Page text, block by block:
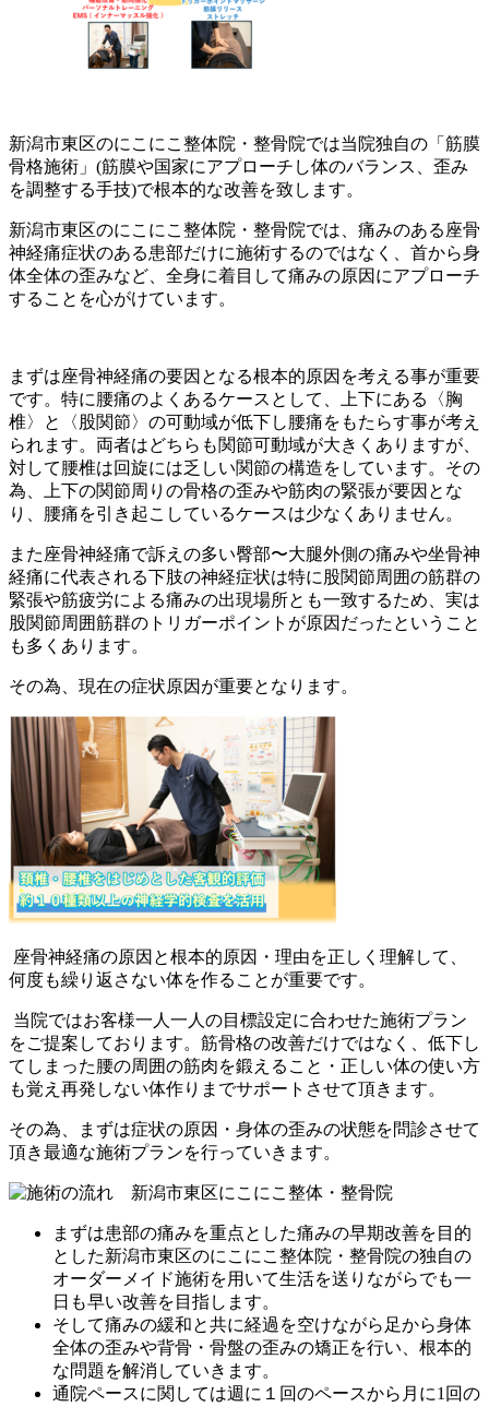
新潟市東区のにこにこ整体院・整骨院では当院独自の「筋膜
骨格施術」(筋膜や国家にアプローチし体のバランス、歪み
を調整する手技)で根本的な改善を致します。
新潟市東区のにこにこ整体院・整骨院では、痛みのある座骨
神経痛症状のある患部だけに施術するのではなく、首から身
体全体の歪みなど、全身に着目して痛みの原因にアプローチ
することを心がけています。
まずは座骨神経痛の要因となる根本的原因を考える事が重要
です。特に腰痛のよくあるケースとして、上下にある〈胸
椎〉と〈股関節〉の可動域が低下し腰痛をもたらす事が考え
られます。両者はどちらも関節可動域が大きくありますが、
対して腰椎は回旋には乏しい関節の構造をしています。その
為、上下の関節周りの骨格の歪みや筋肉の緊張が要因とな
り、腰痛を引き起こしているケースは少なくありません。
また座骨神経痛で訴えの多い臀部〜大腿外側の痛みや坐骨神
経痛に代表される下肢の神経症状は特に股関節周囲の筋群の
緊張や筋疲労による痛みの出現場所とも一致するため、実は
股関節周囲筋群のトリガーポイントが原因だったということ
も多くあります。
その為、現在の症状原因が重要となります。
座骨神経痛の原因と根本的原因・理由を正しく理解して、
何度も繰り返さない体を作ることが重要です。
当院ではお客様一人一人の目標設定に合わせた施術プラン
をご提案しております。筋骨格の改善だけではなく、低下し
てしまった腰の周囲の筋肉を鍛えること・正しい体の使い方
も覚え再発しない体作りまでサポートさせて頂きます。
その為、まずは症状の原因・身体の歪みの状態を問診させて
頂き最適な施術プランを行っていきます。
まずは患部の痛みを重点とした痛みの早期改善を目的
とした新潟市東区のにこにこ整体院・整骨院の独自の
オーダーメイド施術を用いて生活を送りながらでも一
日も早い改善を目指します。
そして痛みの緩和と共に経過を空けながら足から身体
全体の歪みや背骨・骨盤の歪みの矯正を行い、根本的
な問題を解消していきます。
通院ペースに関しては週に１回のペースから月に1回の